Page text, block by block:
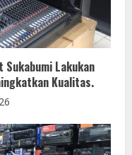
Lakukan
Kualitas.